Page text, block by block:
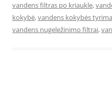
vandens filtras po kriaukle,
kokybė,vandens kokybės
vandens nugeležinimo filtrai,